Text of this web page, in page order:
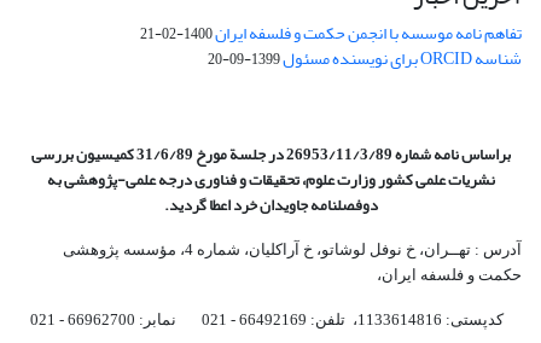
تفاهم نامه موسسه با انجمن حکمت و فلسفه ایران1400-02-21
شناسه ORCID برای نویسنده مسئول 1399-09-20
براساس نامه شماره 26953/11/3/89 در جلسة مورخ 31/6/89 کمیسیون
بررسی
نشریات علمی کشور وزارت علوم، تحقیقات و فناوری درجه علمی‌-پژوهشیبه
دوفصلنامه جاویدان خرد اعطا گردید.
آدرس : تهــران، خ نوفل لوشاتو، خ آراکلیان، شماره 4،‌ مؤسسه پژوهشی
حکمت و فلسفه ایران،‌
کدپستی: 1133614816، تلفن: 66492169 - 021 نمابر: 66962700 - 021